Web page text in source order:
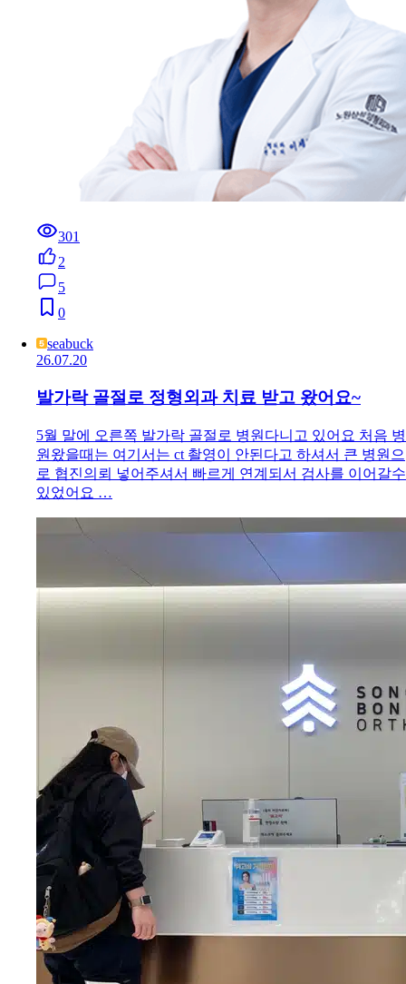
301
2
5
0
seabuck
26.07.20
발가락 골절로 정형외과 치료 받고 왔어요~
5월 말에 오른쪽 발가락 골절로 병원다니고 있어요 처음 병
원왔을때는 여기서는 ct 촬영이 안된다고 하셔서 큰 병원으
로 협진의뢰 넣어주셔서 빠르게 연계되서 검사를 이어갈수
있었어요 …